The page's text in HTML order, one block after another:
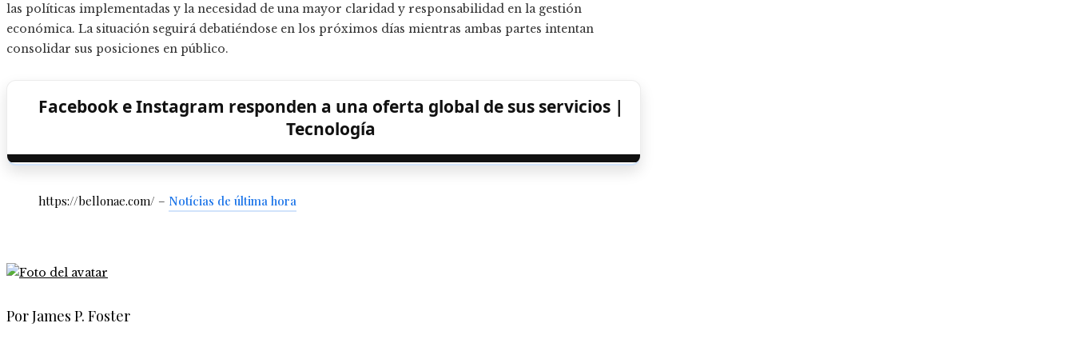
las políticas implementadas y la necesidad de una mayor claridad y responsabilidad en la gestión
económica. La situación seguirá debatiéndose en los próximos días mientras ambas partes intentan
consolidar sus posiciones en público.
Facebook e Instagram responden a una oferta global de sus servicios |
Tecnología
https://bellonae.com/ – Notícias de última hora
Por James P. Foster